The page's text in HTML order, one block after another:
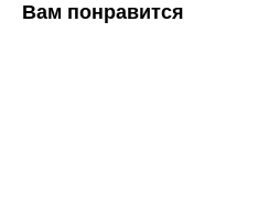
Вам понравится